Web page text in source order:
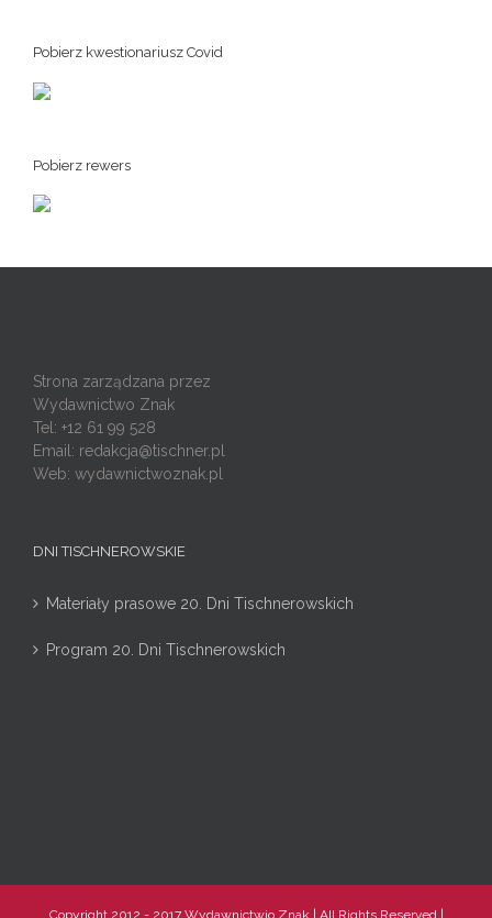
Pobierz kwestionariusz Covid
Pobierz rewers
Strona zarządzana przez
Wydawnictwo Znak
Tel: +12 61 99 528
Email: redakcja@tischner.pl
Web: wydawnictwoznak.pl
DNI TISCHNEROWSKIE
Materiały prasowe 20. Dni Tischnerowskich
Program 20. Dni Tischnerowskich
Copyright 2012 - 2017 Wydawnictwio Znak | All Rights Reserved |